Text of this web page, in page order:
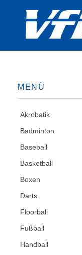
MENÜ
Akrobatik
Badminton
Baseball
Basketball
Boxen
Darts
Floorball
Fußball
Handball